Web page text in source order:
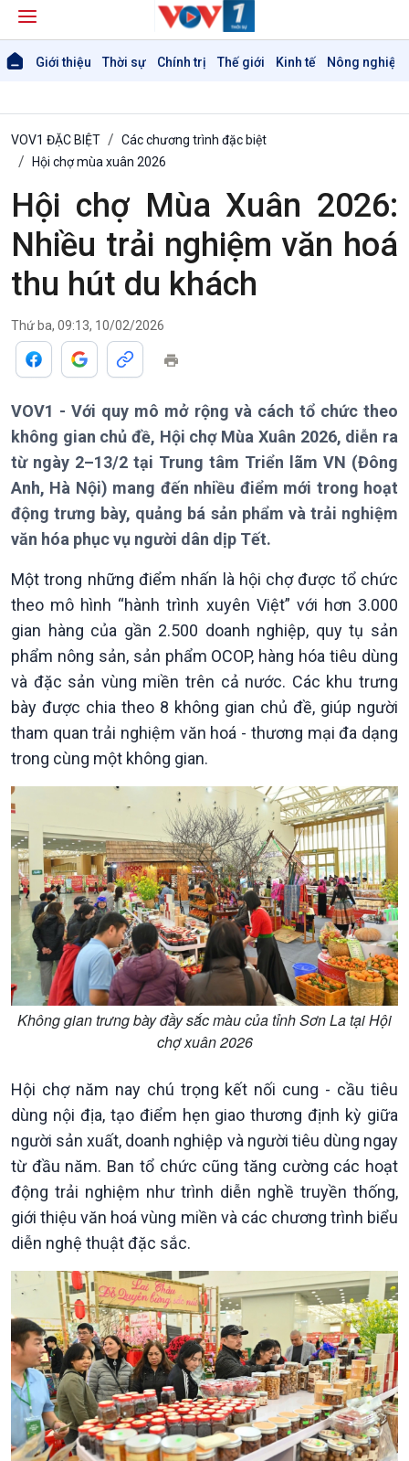
Giới thiệu Thời sự Chính trị Thế giới Kinh tế Nông nghiệp
Giới thiệu
Thời sự 18h
Thời sự 21h30
Bản tin
Chuyên mục
Theo dòng Thời sự
Chính trị
Tin Chính trị
Chính phủ với người dân
Quốc hội với cử tri
Đảng trong cuộc sống
Pháp luật và đời sống
Thế giới
Tin thế giới
Vấn đề quốc tế
Biên cương - Một dải vững
bền
Kinh tế
Trước giờ mở cửa
Dòng chảy Kinh tế
Sức sống hàng Việt
Khởi nghiệp
Tuyên chiến với gian lận
thương mại
Nông nghiệp & Biển đảo
đảo
Mùa vàng
Biển đảo Việt Nam
Tâm tình biên giới và hải
đảo
Tìm hiểu biển, đảo Việt
Nam
Xã hội
Tin Đời sống & Xã hội
360 độ Sức khỏe
Khoa học & Công nghệ
Tin Khoa học & Công nghệ
Kết nối công nghệ
VOV1 ĐẶC BIỆT
Các chương trình đặc biệt
Hội chợ mùa xuân 2026
Hội chợ Mùa Xuân 2026:
Nhiều trải nghiệm văn hoá
thu hút du khách
Thứ ba, 09:13, 10/02/2026
VOV1 - Với quy mô mở rộng và cách tổ chức theo
không gian chủ đề, Hội chợ Mùa Xuân 2026, diễn ra
từ ngày 2–13/2 tại Trung tâm Triển lãm VN (Đông
Anh, Hà Nội) mang đến nhiều điểm mới trong hoạt
động trưng bày, quảng bá sản phẩm và trải nghiệm
văn hóa phục vụ người dân dịp Tết.
Một trong những điểm nhấn là hội chợ được tổ chức
theo mô hình “hành trình xuyên Việt” với hơn 3.000
gian hàng của gần 2.500 doanh nghiệp, quy tụ sản
phẩm nông sản, sản phẩm OCOP, hàng hóa tiêu dùng
và đặc sản vùng miền trên cả nước. Các khu trưng
bày được chia theo 8 không gian chủ đề, giúp người
tham quan trải nghiệm văn hoá - thương mại đa dạng
trong cùng một không gian.
Không gian trưng bày đầy sắc màu ​​của tỉnh Sơn La tại Hội
chợ xuân 2026
Hội chợ năm nay chú trọng kết nối cung - cầu tiêu
dùng nội địa, tạo điểm hẹn giao thương định kỳ giữa
người sản xuất, doanh nghiệp và người tiêu dùng ngay
từ đầu năm. Ban tổ chức cũng tăng cường các hoạt
động trải nghiệm như trình diễn nghề truyền thống,
giới thiệu văn hoá vùng miền và các chương trình biểu
diễn nghệ thuật đặc sắc.